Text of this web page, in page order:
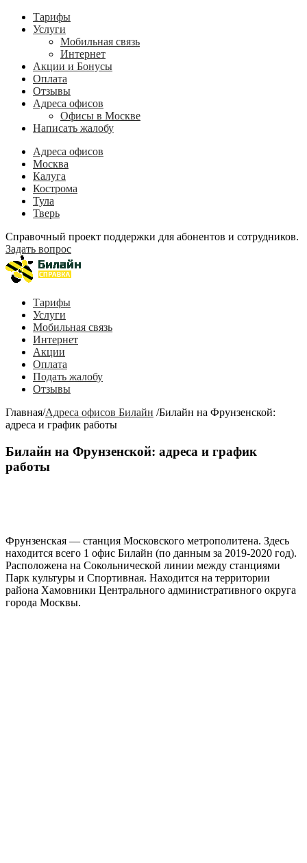
Тарифы
Услуги
Мобильная связь
Интернет
Акции и Бонусы
Оплата
Отзывы
Адреса офисов
Офисы в Москве
Написать жалобу
Адреса офисов
Москва
Калуга
Кострома
Тула
Тверь
Справочный проект поддержки для абонентов и сотрудников.
Задать вопрос
Тарифы
Услуги
Мобильная связь
Интернет
Акции
Оплата
Подать жалобу
Отзывы
Главная/Адреса офисов Билайн /Билайн на Фрунзенской:
адреса и график работы
Билайн на Фрунзенской: адреса и график
работы
Фрунзенская — станция Московского метрополитена. Здесь
находится всего 1 офис Билайн (по данным за 2019-2020 год).
Расположена на Сокольнической линии между станциями
Парк культуры и Спортивная. Находится на территории
района Хамовники Центрального административного округа
города Москвы.